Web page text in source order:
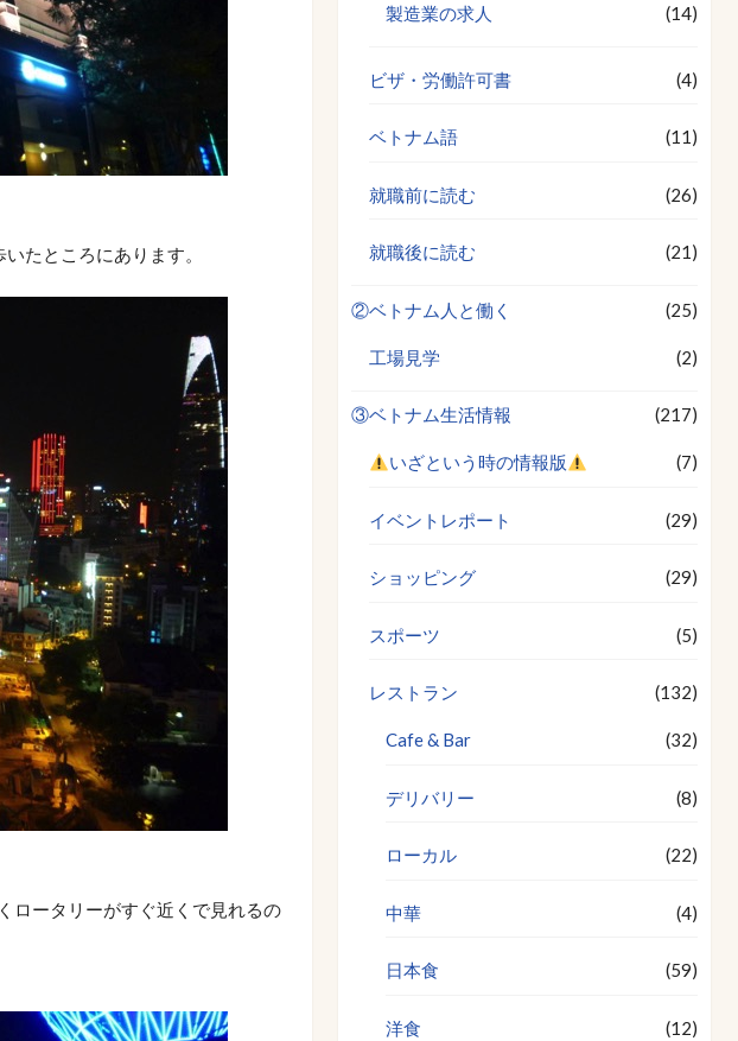
たところにあります。
ロータリーがすぐ近くで見れるの
製造業の求人 (14)
ビザ・労働許可書 (4)
ベトナム語 (11)
就職前に読む (26)
就職後に読む (21)
②ベトナム人と働く (25)
工場見学 (2)
③ベトナム生活情報 (217)
いざという時の情報版 (7)
イベントレポート (29)
ショッピング (29)
スポーツ (5)
レストラン (132)
Cafe & Bar (32)
デリバリー (8)
ローカル (22)
中華 (4)
日本食 (59)
洋食 (12)